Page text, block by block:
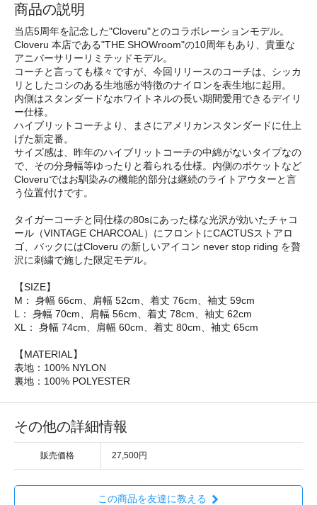
商品の説明
当店5周年を記念した"Cloveru"とのコラボレーションモデル。
Cloveru 本店である"THE SHOWroom"の10周年もあり、貴重な
アニバーサリーリミテッドモデル。
コーチと言っても様々ですが、今回リリースのコーチは、シッカ
リとしたコシのある生地感が特徴のナイロンを表生地に起用。
内側はスタンダードなホワイトネルの長い期間愛用できるデイリ
ー仕様。
ハイブリットコーチより、まさにアメリカンスタンダードに仕上
げた新定番。
サイズ感は、昨年のハイブリットコーチの中綿がないタイプなの
で、その分身幅等ゆったりと着られる仕様。内側のポケットなど
Cloveruではお馴染みの機能的部分は継続のライトアウターと言
う位置付けです。
タイガーコーチと同仕様の80sにあった様な光沢が効いたチャコ
ール（VINTAGE CHARCOAL）にフロントにCACTUSストアロ
ゴ、バックにはCloveru の新しいアイコン never stop riding を贅
沢に刺繍で施した限定モデル。
【SIZE】
M： 身幅 66cm、肩幅 52cm、着丈 76cm、袖丈 59cm
L： 身幅 70cm、肩幅 56cm、着丈 78cm、袖丈 62cm
XL： 身幅 74cm、肩幅 60cm、着丈 80cm、袖丈 65cm
【MATERIAL】
表地：100% NYLON
裏地：100% POLYESTER
その他の詳細情報
販売価格 27,500円
この商品を友達に教える